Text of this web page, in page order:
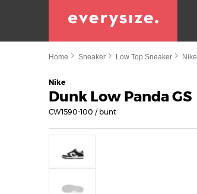
Home Sneaker Low Top Sneaker Nike
Nike
Dunk Low Panda GS
CW1590-100 / bunt